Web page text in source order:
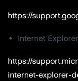
https://
Internet
https://
internet-explorer-